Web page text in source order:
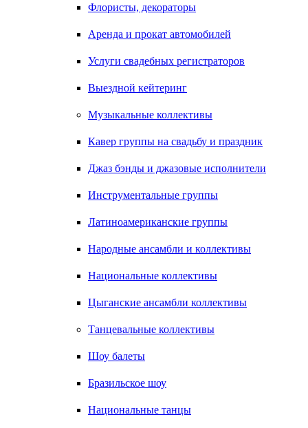
Флористы, декораторы
Аренда и прокат автомобилей
Услуги свадебных регистраторов
Выездной кейтеринг
Музыкальные коллективы
Кавер группы на свадьбу и праздник
Джаз бэнды и джазовые исполнители
Инструментальные группы
Латиноамериканские группы
Народные ансамбли и коллективы
Национальные коллективы
Цыганские ансамбли коллективы
Танцевальные коллективы
Шоу балеты
Бразильское шоу
Национальные танцы